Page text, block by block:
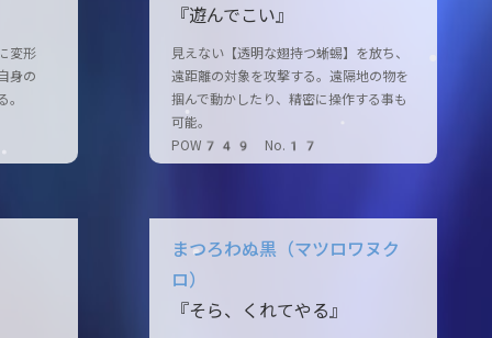
変形
身の
。
『遊んでこい』
見えない【透明な翅持つ蜥蜴】を放ち、
遠距離の対象を攻撃する。遠隔地の物を
掴んで動かしたり、精密に操作する事も
可能。
POW749 No.17
まつろわぬ黒（マツロワヌク
ロ）
『そら、くれてやる』